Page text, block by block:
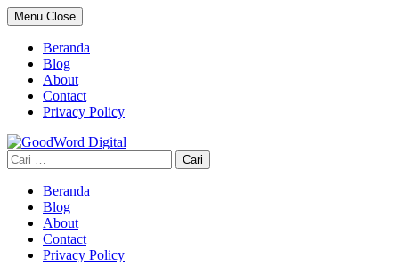
Skip
to
content
Menu Close
Beranda
Blog
About
Contact
Privacy Policy
Cari
untuk:
Beranda
Blog
About
Contact
Privacy Policy